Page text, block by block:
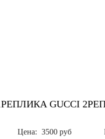
РЕПЛИКА GUCCI 2
Цена: 3500 руб